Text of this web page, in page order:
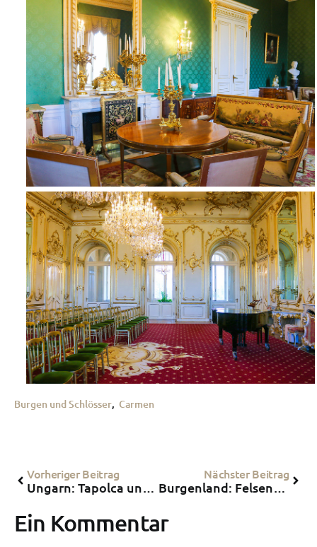
Burgen und Schlösser, Carmen
Vorheriger Beitrag
Ungarn: Tapolca und ihre hunderte Jahre alte Seehöhle
Nächster Beitrag
Burgenland: Felsenmuseum in Bernstein
Ein Kommentar